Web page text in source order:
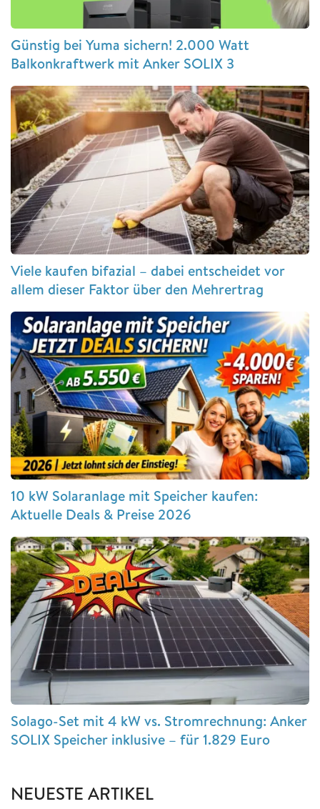
Günstig bei Yuma sichern! 2.000 Watt
Balkonkraftwerk mit Anker SOLIX 3
Viele kaufen bifazial – dabei entscheidet vor
allem dieser Faktor über den Mehrertrag
10 kW Solaranlage mit Speicher kaufen:
Aktuelle Deals & Preise 2026
Solago-Set mit 4 kW vs. Stromrechnung: Anker
SOLIX Speicher inklusive – für 1.829 Euro
NEUESTE ARTIKEL